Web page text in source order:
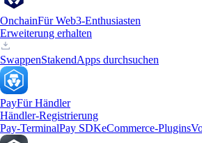
OnchainFür Web3-Enthusiasten
Erweiterung erhalten
SwappenStakendApps durchsuchen
PayFür Händler
Händler-Registrierung
Pay-TerminalPay SDKeCommerce-Plugins